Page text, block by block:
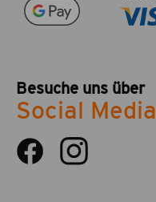
Besuche uns über
Social Media